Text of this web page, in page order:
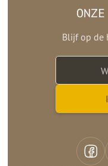
Blijf op de